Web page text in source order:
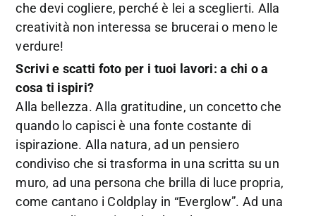
che devi cogliere, perché è lei a sceglierti. Alla
creatività non interessa se brucerai o meno le
verdure!
Scrivi e scatti foto per i tuoi lavori: a chi o a
cosa ti ispiri?
Alla bellezza. Alla gratitudine, un concetto che
quando lo capisci è una fonte costante di
ispirazione. Alla natura, ad un pensiero
condiviso che si trasforma in una scritta su un
muro, ad una persona che brilla di luce propria,
come cantano i Coldplay in “Everglow”. Ad una